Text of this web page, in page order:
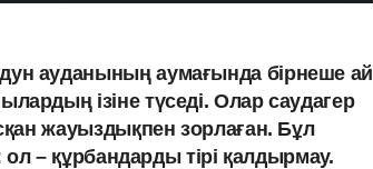
ауданының аумағында бірнеше ай
ізіне түседі. Олар саудагер
жауыздықпен зорлаған. Бұл
ол – құрбандарды тірі қалдырмау.